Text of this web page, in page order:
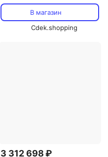
и синим циферблатом 5930G-
010, синий
В магазин
Cdek.shopping
3 312 698 ₽